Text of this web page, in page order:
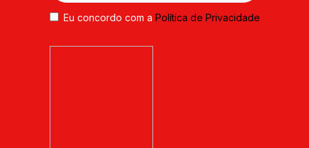
Eu concordo com a Política de Privacidade